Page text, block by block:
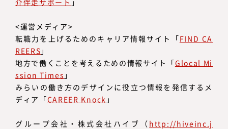
介伴走サポート 」
<運営メディア>
転職力を上げるためのキャリア情報サイト「FIND CA
REERS 」
地方で働くことを考えるための情報サイト「Glocal Mi
ssion Times 」
みらいの働き方のデザインに役立つ情報を発信するメ
ディア「CAREER Knock 」
グループ会社・株式会社ハイブ（ http://hiveinc.j